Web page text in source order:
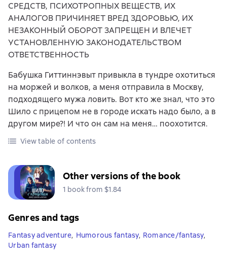
СРЕДСТВ, ПСИХОТРОПНЫХ ВЕЩЕСТВ, ИХ
АНАЛОГОВ ПРИЧИНЯЕТ ВРЕД ЗДОРОВЬЮ, ИХ
НЕЗАКОННЫЙ ОБОРОТ ЗАПРЕЩЕН И ВЛЕЧЕТ
УСТАНОВЛЕННУЮ ЗАКОНОДАТЕЛЬСТВОМ
ОТВЕТСТВЕННОСТЬ
Бабушка Гиттиннэвыт привыкла в тундре охотиться
на моржей и волков, а меня отправила в Москву,
подходящего мужа ловить. Вот кто же знал, что это
Шило с прицепом не в городе искать надо было, а в
другом мире?! И что он сам на меня… поохотится.
View table of contents
Other versions of the book
1 book from $1.84
Genres and tags
Fantasy adventure, Humorous fantasy, Romance/fantasy,
Urban fantasy